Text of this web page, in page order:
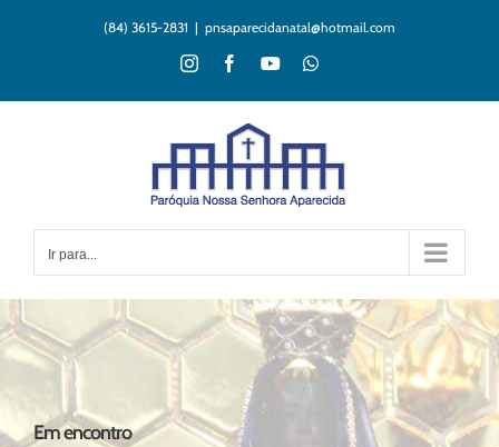
(84) 3615-2831 | pnsaparecidanatal@hotmail.com
InstagramFacebookYouTubeWhatsApp
Ir para...
Em encontro